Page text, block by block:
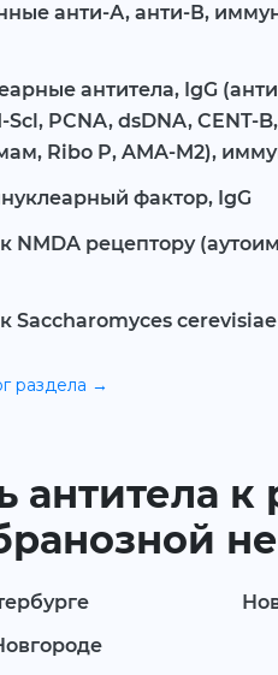
анти-А, анти-В,
антитела, IgG
Scl, PCNA, dsDNA, CENT-
Ribo P, AMA-M2),
фактор, IgG
NMDA рецептору
Sacchаromyces
раздела →
антитела